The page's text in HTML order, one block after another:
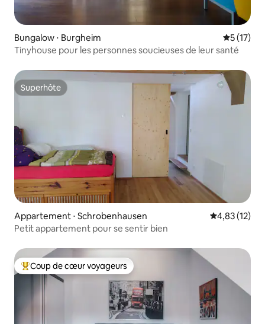
Bungalow ⋅ Burgheim
5 (17)
Tinyhouse pour les personnes soucieuses de leur santé
Superhôte
Superhôte
Appartement ⋅ Schrobenhausen Évaluation
4,83 (12)
Petit appartement pour se sentir bien
Coups de cœur voyageurs les plus appréciés
Coup de cœur voyageurs